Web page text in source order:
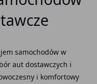
samochodów w
aut dostawczych i
i komfortowy